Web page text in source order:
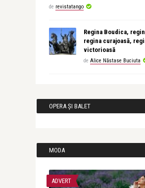
de revistatango
Regina Boudica,
regina curajoasă,
victorioasă
de Alice Năstase Buciuta
OPERA ȘI BALET
MODA
ADVERT